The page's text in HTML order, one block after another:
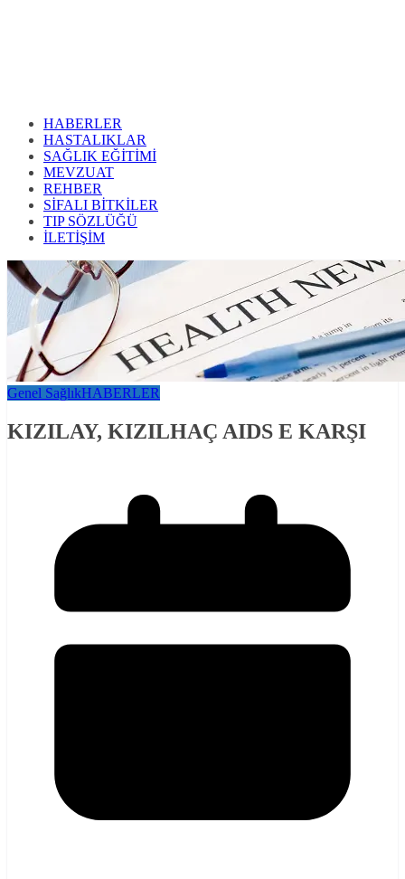
HABERLER
HASTALIKLAR
SAĞLIK EĞİTİMİ
MEVZUAT
REHBER
SİFALI BİTKİLER
TIP SÖZLÜĞÜ
İLETİŞİM
Genel SağlıkHABERLER
KIZILAY, KIZILHAÇ AIDS E KARŞI